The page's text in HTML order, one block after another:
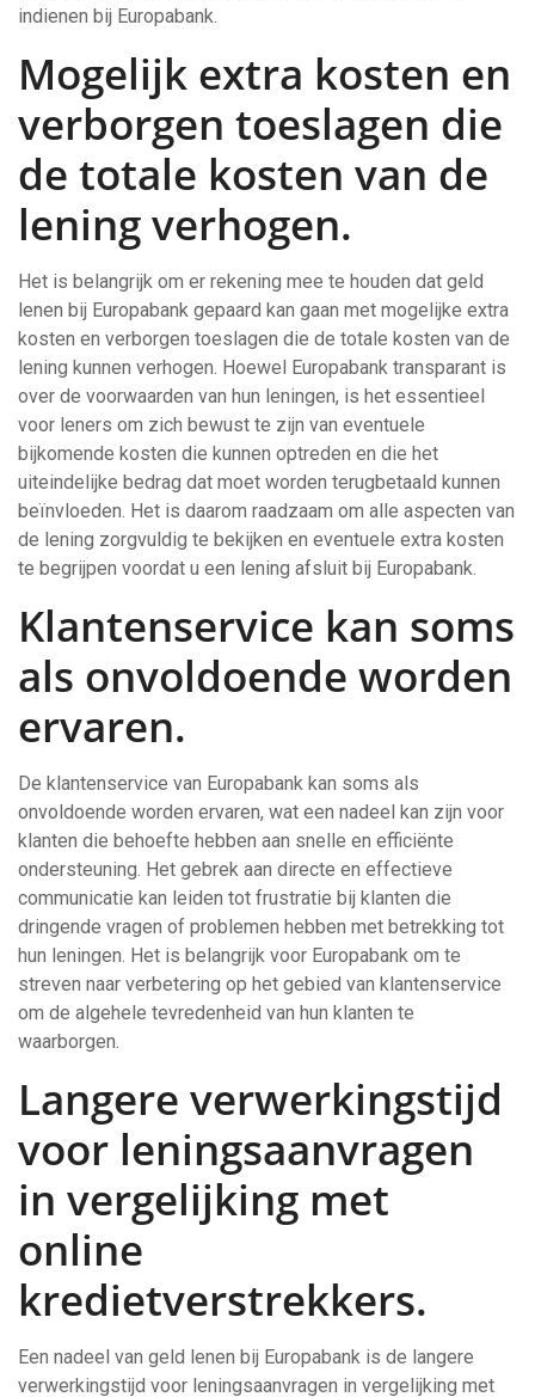
indienen bij Europabank.
Mogelijk extra kosten en
verborgen toeslagen die
de totale kosten van de
lening verhogen.
Het is belangrijk om er rekening mee te houden dat geld
lenen bij Europabank gepaard kan gaan met mogelijke extra
kosten en verborgen toeslagen die de totale kosten van de
lening kunnen verhogen. Hoewel Europabank transparant is
over de voorwaarden van hun leningen, is het essentieel
voor leners om zich bewust te zijn van eventuele
bijkomende kosten die kunnen optreden en die het
uiteindelijke bedrag dat moet worden terugbetaald kunnen
beïnvloeden. Het is daarom raadzaam om alle aspecten van
de lening zorgvuldig te bekijken en eventuele extra kosten
te begrijpen voordat u een lening afsluit bij Europabank.
Klantenservice kan soms
als onvoldoende worden
ervaren.
De klantenservice van Europabank kan soms als
onvoldoende worden ervaren, wat een nadeel kan zijn voor
klanten die behoefte hebben aan snelle en efficiënte
ondersteuning. Het gebrek aan directe en effectieve
communicatie kan leiden tot frustratie bij klanten die
dringende vragen of problemen hebben met betrekking tot
hun leningen. Het is belangrijk voor Europabank om te
streven naar verbetering op het gebied van klantenservice
om de algehele tevredenheid van hun klanten te
waarborgen.
Langere verwerkingstijd
voor leningsaanvragen
in vergelijking met
online
kredietverstrekkers.
Een nadeel van geld lenen bij Europabank is de langere
verwerkingstijd voor leningsaanvragen in vergelijking met